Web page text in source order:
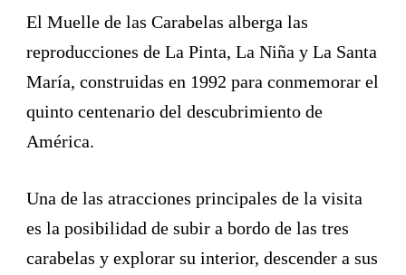
El Muelle de las Carabelas alberga las
reproducciones de La Pinta, La Niña y La Santa
María, construidas en 1992 para conmemorar el
quinto centenario del descubrimiento de
América.
Una de las atracciones principales de la visita
es la posibilidad de subir a bordo de las tres
carabelas y explorar su interior, descender a sus